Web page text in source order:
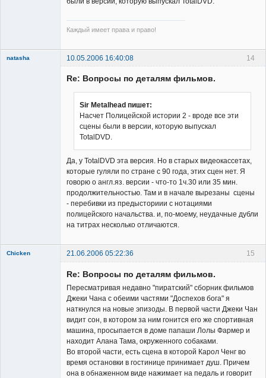
Каждый имеет права и право!
14
natasha 10.05.2006 16:40:08
Re: Вопросы по деталям фильмов.
Sir Metalhead пишет:
Насчет Полицейской истории 2 - вроде все эти
сцены были в версии, которую выпускал
TotalDVD.
Да, у TotalDVD эта версия. Но в старых видеокассетах,
которые гуляли по стране с 90 года, этих сцен нет. Я
говорю о англ.яз. версии - что-то 1ч.30 или 35 мин.
продолжительностью. Там и в начале вырезаны сцены
- перебивки из предысториии с нотациями
полицейского начальства. и, по-моему, неудачные дубли
на титрах несколько отличаются.
15
Chicken
21.06.2006 05:22:36
Re: Вопросы по деталям фильмов.
Пересматривая недавно "пиратский" сборник фильмов
Джеки Чана с обеими частями "Доспехов бога" я
наткнулся на новые эпизоды. В первой части Джеки Чан
видит сон, в котором за ним гонится его же спортивная
машина, просыпается в доме папаши Лолы Фармер и
находит Алана Тама, окруженного собаками.
Во второй части, есть сцена в которой Карол Ченг во
время остановки в гостинице принимает душ. Причем
она в обнаженном виде нажимает на педаль и говорит